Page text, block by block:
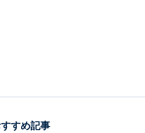
すめ記事